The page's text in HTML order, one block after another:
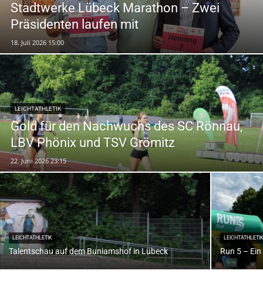
Stadtwerke Lübeck Marathon – Zwei
Präsidenten laufen mit
18. Juli 2026 15:00
LEICHTATHLETIK
Gold für den Nachwuchs des SC Rönnau,
LBV Phönix und TSV Grömitz
22. Juni 2026 23:15
LEICHTATHLETIK
Talentschau auf dem Buniamshof in Lübeck Run 5 –